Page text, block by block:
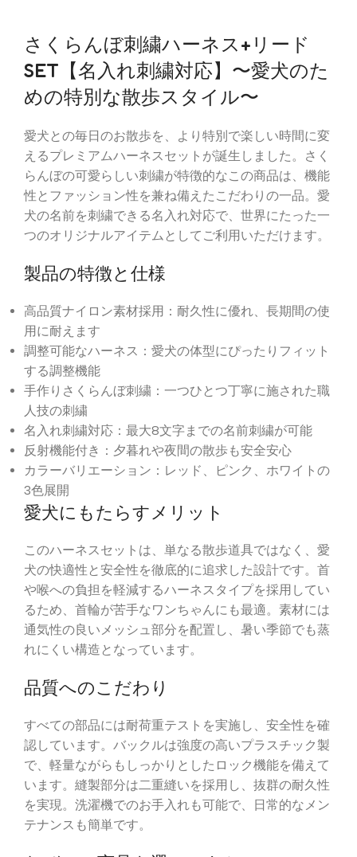
さくらんぼ刺繍ハーネス+リード
SET【名入れ刺繍対応】〜愛犬のた
めの特別な散歩スタイル〜
愛犬との毎日のお散歩を、より特別で楽しい時間に変
えるプレミアムハーネスセットが誕生しました。さく
らんぼの可愛らしい刺繍が特徴的なこの商品は、機能
性とファッション性を兼ね備えたこだわりの一品。愛
犬の名前を刺繍できる名入れ対応で、世界にたった一
つのオリジナルアイテムとしてご利用いただけます。
製品の特徴と仕様
高品質ナイロン素材採用：耐久性に優れ、長期間の使
用に耐えます
調整可能なハーネス：愛犬の体型にぴったりフィット
する調整機能
手作りさくらんぼ刺繍：一つひとつ丁寧に施された職
人技の刺繍
名入れ刺繍対応：最大8文字までの名前刺繍が可能
反射機能付き：夕暮れや夜間の散歩も安全安心
カラーバリエーション：レッド、ピンク、ホワイトの
3色展開
愛犬にもたらすメリット
このハーネスセットは、単なる散歩道具ではなく、愛
犬の快適性と安全性を徹底的に追求した設計です。首
や喉への負担を軽減するハーネスタイプを採用してい
るため、首輪が苦手なワンちゃんにも最適。素材には
通気性の良いメッシュ部分を配置し、暑い季節でも蒸
れにくい構造となっています。
品質へのこだわり
すべての部品には耐荷重テストを実施し、安全性を確
認しています。バックルは強度の高いプラスチック製
で、軽量ながらもしっかりとしたロック機能を備えて
います。縫製部分は二重縫いを採用し、抜群の耐久性
を実現。洗濯機でのお手入れも可能で、日常的なメン
テナンスも簡単です。